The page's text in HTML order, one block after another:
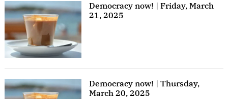
Democracy now! | Friday, March
21, 2025
Democracy now! | Thursday,
March 20, 2025